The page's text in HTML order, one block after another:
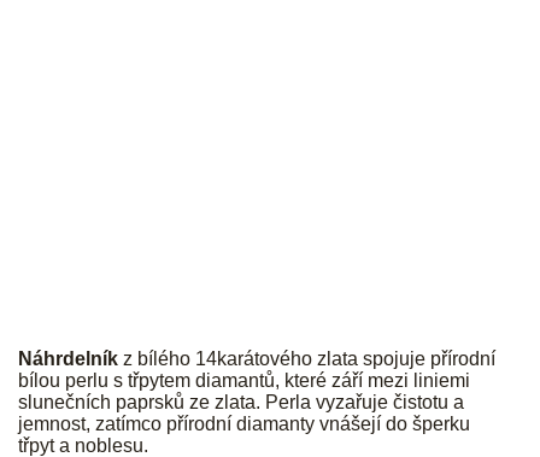
Náhrdelník z bílého 14karátového zlata spojuje přírodní
bílou perlu s třpytem diamantů, které září mezi liniemi
slunečních paprsků ze zlata. Perla vyzařuje čistotu a
jemnost, zatímco přírodní diamanty vnášejí do šperku
třpyt a noblesu.